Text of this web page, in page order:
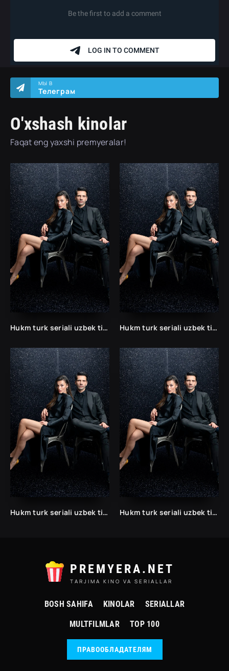
O'xshash kinolar
Faqat eng yaxshi premyeralar!
МЫ В
Телеграм
Hukm turk seriali uzbek tilida /Хукм турк сериали ўзбек тилида/ 203. 204. 205. 206. 207. 208. 209. 210. 211. 212. 213. 214. 215 barcha qismlari. Hukm turk seriali uzbek tilida /Хукм турк сериали ўзбек тилида/ 203. 204. 205. 206. 207. 208. 209. 210. 211. 212. 213. 214. 215 barcha qismlari.
Hukm turk seriali uzbek tilida /Хукм турк сериали ўзбек тилида/ 203. 204. 205. 206. 207. 208. 209. 210. 211. 212. 213. 214. 215 barcha qismlari. Hukm turk seriali uzbek tilida /Хукм турк сериали ўзбек тилида/ 203. 204. 205. 206. 207. 208. 209. 210. 211. 212. 213. 214. 215 barcha qismlari.
PREMYERA.NET
TARJIMA KINO VA SERIALLAR
BOSH SAHIFA KINOLAR SERIALLAR
MULTFILMLAR TOP 100
ПРАВООБЛАДАТЕЛЯМ